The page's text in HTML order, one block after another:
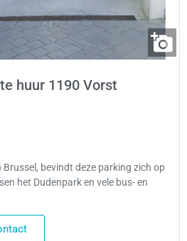
huur 1190 Vorst
bevindt deze parking zich op
het Dudenpark en vele bus- en